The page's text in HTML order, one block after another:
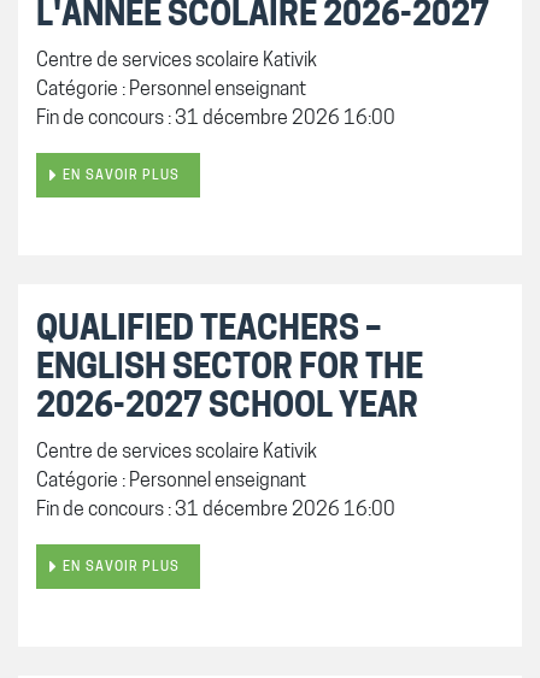
L'ANNÉE SCOLAIRE 2026-2027
Centre de services scolaire Kativik
Catégorie : Personnel enseignant
Fin de concours : 31 décembre 2026 16:00
EN SAVOIR PLUS
QUALIFIED TEACHERS –
ENGLISH SECTOR FOR THE
2026-2027 SCHOOL YEAR
Centre de services scolaire Kativik
Catégorie : Personnel enseignant
Fin de concours : 31 décembre 2026 16:00
EN SAVOIR PLUS